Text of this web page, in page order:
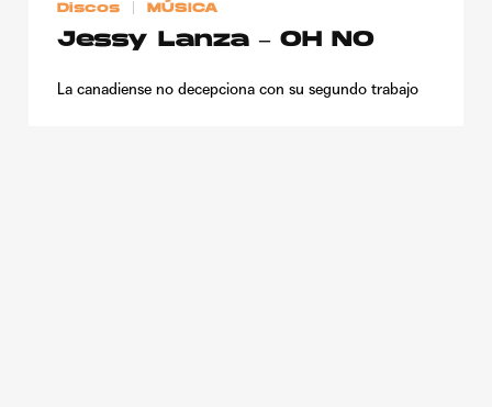
Discos MÚSICA
Jessy Lanza – OH NO
La canadiense no decepciona con su segundo trabajo